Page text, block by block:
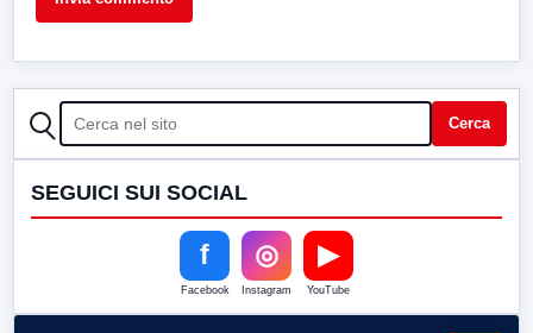
CERCA Cerca
SEGUICI SUI SOCIAL
f
Facebook
◎
Instagram
▶
YouTube